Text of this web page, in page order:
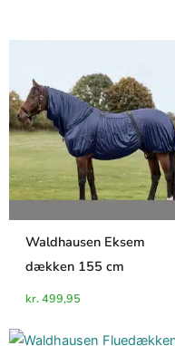
Waldhausen Eksem
dækken 155 cm
kr.499,95